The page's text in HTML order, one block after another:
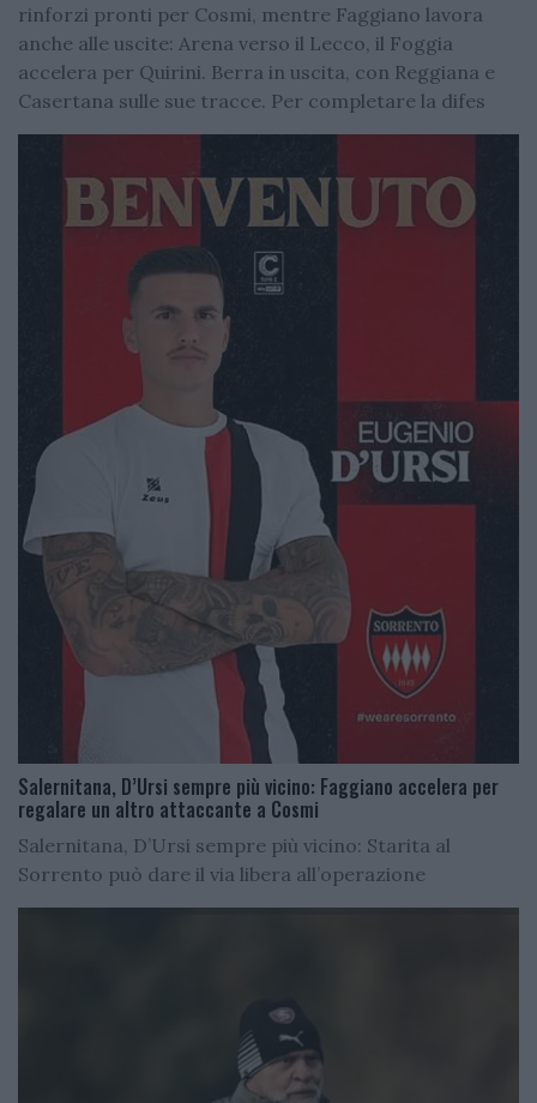
rinforzi pronti per Cosmi, mentre Faggiano lavora
anche alle uscite: Arena verso il Lecco, il Foggia
accelera per Quirini. Berra in uscita, con Reggiana e
Casertana sulle sue tracce. Per completare la difes
Salernitana, D’Ursi sempre più vicino: Faggiano accelera per
regalare un altro attaccante a Cosmi
Salernitana, D’Ursi sempre più vicino: Starita al
Sorrento può dare il via libera all’operazione